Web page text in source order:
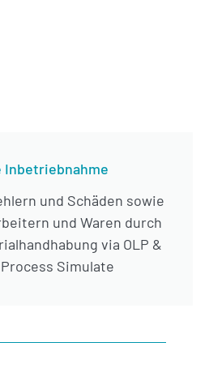
Inbetriebnahme
und Schäden sowie
und Waren durch
via OLP &
Simulate